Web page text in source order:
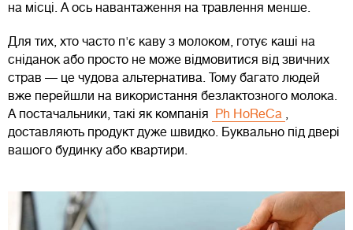
на місці. А ось навантаження на травлення менше.
Для тих, хто часто п'є каву з молоком, готує каші на
сніданок або просто не може відмовитися від звичних
страв — це чудова альтернатива. Тому багато людей
вже перейшли на використання безлактозного молока.
А постачальники, такі як компанія
Ph HoReCa ,
доставляють продукт дуже швидко. Буквально під двері
вашого будинку або квартири.